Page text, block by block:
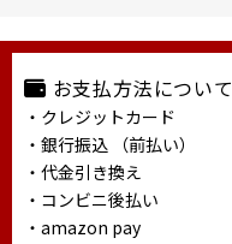
お支払方法について
・クレジットカード
・銀行振込 （前払い）
・代金引き換え
・コンビニ後払い
・amazon pay